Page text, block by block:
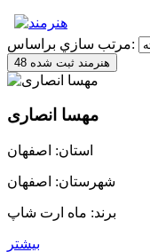
مرتب سازي براساس:
48 هنرمند ثبت شده
مهسا انصاری
استان: اصفهان
شهرستان: اصفهان
برند: ماه ارت شاپ
بیشتر